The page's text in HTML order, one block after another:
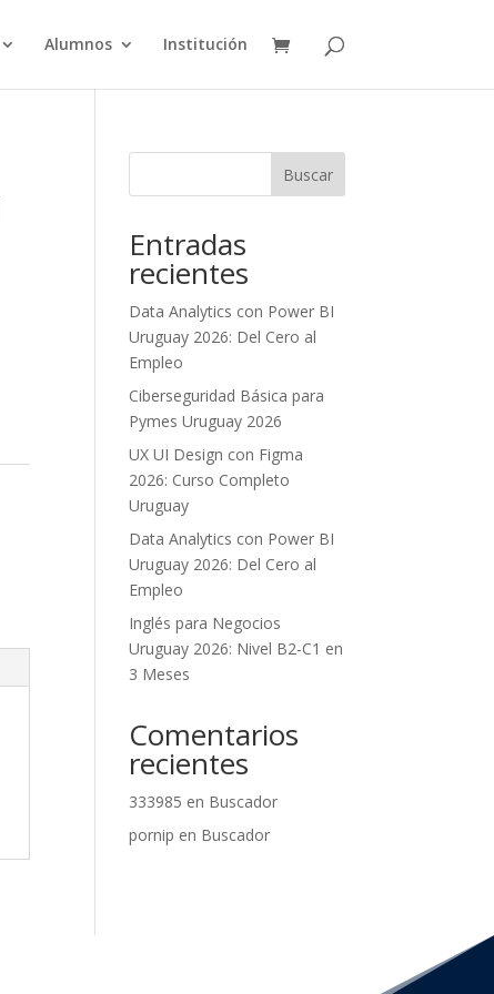
Alumnos Institución
Buscar
Entradas
recientes
Data Analytics con Power BI
Uruguay 2026: Del Cero al
Empleo
Ciberseguridad Básica para
Pymes Uruguay 2026
UX UI Design con Figma
2026: Curso Completo
Uruguay
Data Analytics con Power BI
Uruguay 2026: Del Cero al
Empleo
Inglés para Negocios
Uruguay 2026: Nivel B2-C1 en
3 Meses
Comentarios
recientes
333985 en Buscador
pornip en Buscador